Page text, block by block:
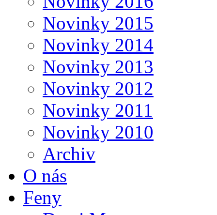
Novinky 2015
Novinky 2014
Novinky 2013
Novinky 2012
Novinky 2011
Novinky 2010
Archiv
O nás
Feny